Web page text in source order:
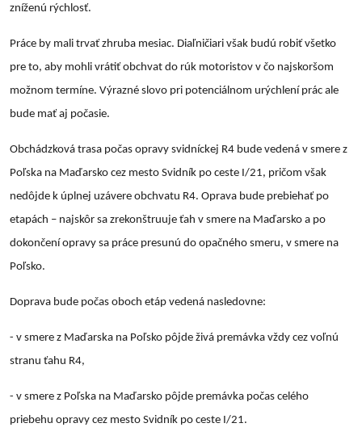
zníženú rýchlosť.
Práce by mali trvať zhruba mesiac. Diaľničiari však budú robiť všetko
pre to, aby mohli vrátiť obchvat do rúk motoristov v čo najskoršom
možnom termíne. Výrazné slovo pri potenciálnom urýchlení prác ale
bude mať aj počasie.
Obchádzková trasa počas opravy svidníckej R4 bude vedená v smere z
Poľska na Maďarsko cez mesto Svidník po ceste I/21, pričom však
nedôjde k úplnej uzávere obchvatu R4. Oprava bude prebiehať po
etapách – najskôr sa zrekonštruuje ťah v smere na Maďarsko a po
dokončení opravy sa práce presunú do opačného smeru, v smere na
Poľsko.
Doprava bude počas oboch etáp vedená nasledovne:
- v smere z Maďarska na Poľsko pôjde živá premávka vždy cez voľnú
stranu ťahu R4,
- v smere z Poľska na Maďarsko pôjde premávka počas celého
priebehu opravy cez mesto Svidník po ceste I/21.